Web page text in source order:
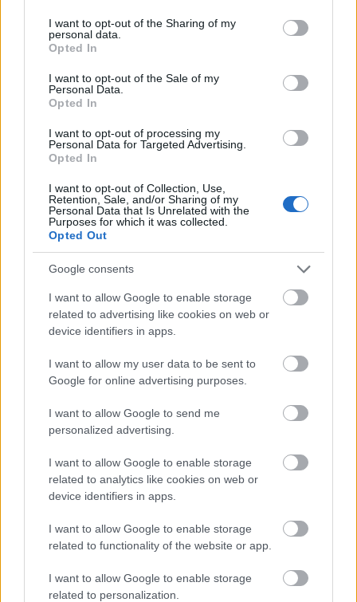
not limited to your visit or usage behaviour. You may click to
grant or deny consent to Google and its third-party tags to
use your data for below specified purposes in below Google
consent section.
I want to opt-out of the Sharing of my
personal data.
Opted In
I want to opt-out of the Sale of my
Personal Data.
Opted In
I want to opt-out of processing my
Personal Data for Targeted Advertising.
Opted In
I want to opt-out of Collection, Use,
Retention, Sale, and/or Sharing of my
Personal Data that Is Unrelated with the
Purposes for which it was collected.
Opted Out
Google consents
I want to allow Google to enable storage
related to advertising like cookies on web or
device identifiers in apps.
I want to allow my user data to be sent to
Google for online advertising purposes.
I want to allow Google to send me
personalized advertising.
I want to allow Google to enable storage
related to analytics like cookies on web or
device identifiers in apps.
I want to allow Google to enable storage
related to functionality of the website or app.
I want to allow Google to enable storage
related to personalization.
Διάβασε όλα τατελευταία νέατης αθλητικής
επικαιρότητας. Μάθε για όλους τουςlive αγώνες σήμερα
και δες τιςαθλητικές μεταδόσεις
της ημέρας και της
εβδομάδας μέσα από το υπερπλήρες Πρόγραμμα TV του
Gazzetta. Ακολούθησέ μας και στο
Google News.
ΔΙΑΒΑΣΕ ΑΚΟΜΗ:
ΣΕΦ: Ο λόγος της ακύρωσης του διαγωνισμού και τι
σημαίνει η 10η Σεπτεμβρίου για την υπόθεση
ΣΕΦ: Επαναπροκηρύσσεται η ενεργειακή αναβάθμιση -
Γιατί ακυρώθηκε ο πρώτος διαγωνισμός
ΓΙΩΡΓΟΣ ΜΠΑΡΤΖΩΚΑΣ